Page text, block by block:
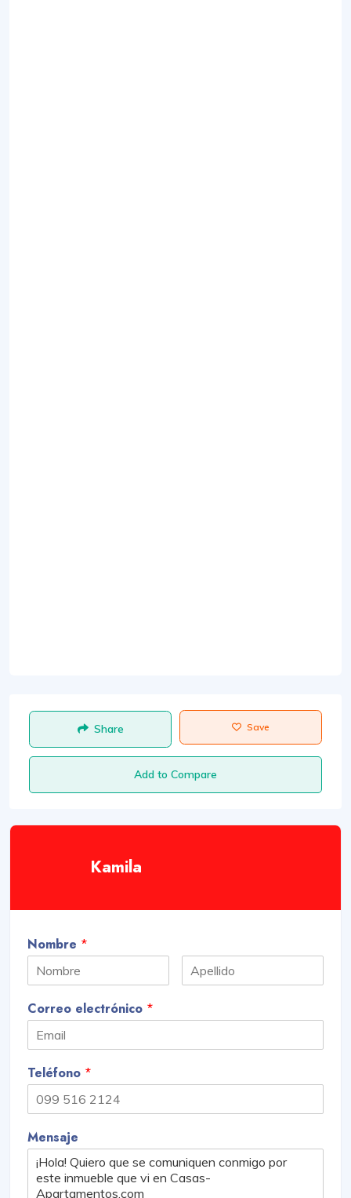
Share Save
Add to Compare
Kamila
Nombre *
Correo electrónico *
Teléfono *
Mensaje